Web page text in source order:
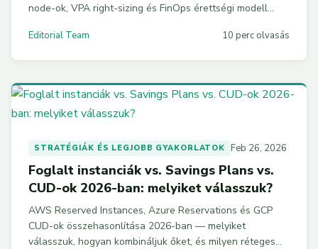
node-ok, VPA right-sizing és FinOps érettségi modell
megtakarítással.
Editorial Team 10 perc olvasás
STRATÉGIÁK ÉS LEGJOBB GYAKORLATOK Feb 26, 2026
Foglalt instanciák vs. Savings Plans vs.
CUD-ok 2026-ban: melyiket válasszuk?
AWS Reserved Instances, Azure Reservations és GCP
CUD-ok összehasonlítása 2026-ban — melyiket
válasszuk, hogyan kombináljuk őket, és milyen réteges